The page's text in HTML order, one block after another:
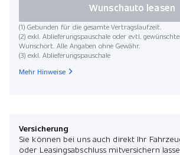
(1) Gebunden für die gesamte Vertragslaufzeit.
(2) exkl. Ablieferungspauschale oder evtl.
Wunschort. Alle Angaben ohne Gewähr.
(3) exkl. Ablieferungspauschale
Wunschauto leasen
Mehr Hinweise
Versicherung
Sie können bei uns auch direkt Ihr
oder Leasingsabschluss mitversichern